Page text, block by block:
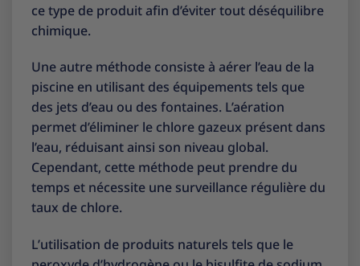
ce type de produit afin d’éviter tout déséquilibre
chimique.
Une autre méthode consiste à aérer l’eau de la
piscine en utilisant des équipements tels que
des jets d’eau ou des fontaines. L’aération
permet d’éliminer le chlore gazeux présent dans
l’eau, réduisant ainsi son niveau global.
Cependant, cette méthode peut prendre du
temps et nécessite une surveillance régulière du
taux de chlore.
L’utilisation de produits naturels tels que le